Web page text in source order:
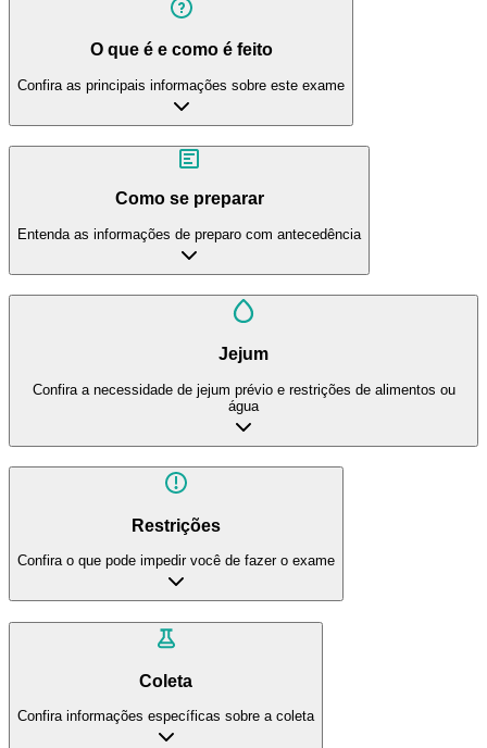
O que é e como é feito
Confira as principais informações sobre este exame
Como se preparar
Entenda as informações de preparo com antecedência
Jejum
Confira a necessidade de jejum prévio e restrições de alimentos ou
água
Restrições
Confira o que pode impedir você de fazer o exame
Coleta
Confira informações específicas sobre a coleta